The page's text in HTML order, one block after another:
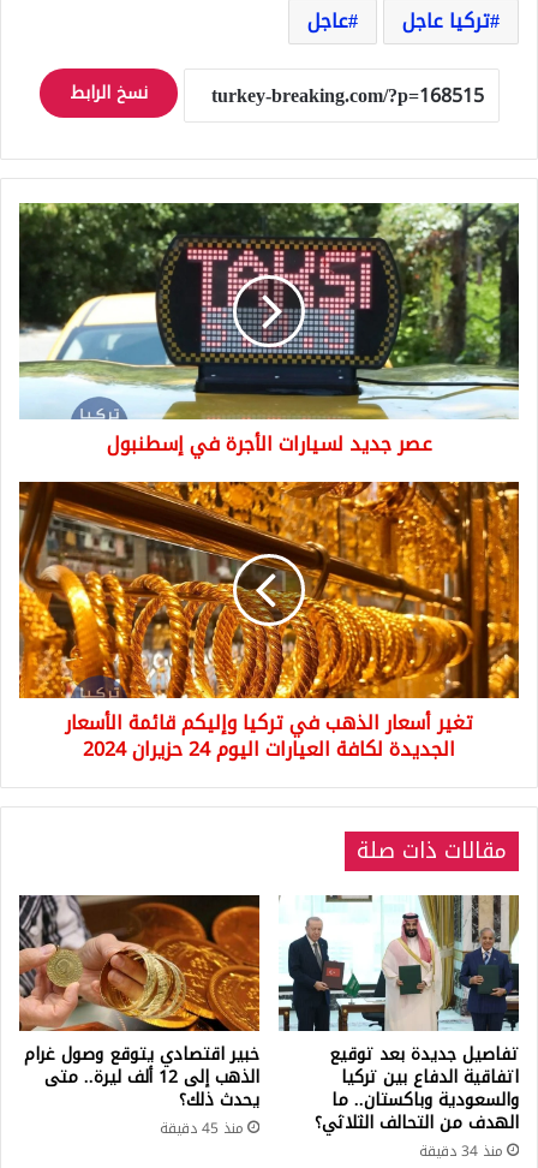
تركيا عاجل
عاجل
نسخ الرابط
عصر
جديد
لسيارات
الأجرة
في
إسطنبول
عصر جديد لسيارات الأجرة في إسطنبول
تغير
أسعار
الذهب
في
تركيا
وإليكم
قائمة
الأسعار
الجديدة
24
2024
تغير أسعار الذهب في تركيا وإليكم قائمة الأسعار
الجديدة لكافة العيارات اليوم 24 حزيران 2024
مقالات ذات صلة
تفاصيل جديدة بعد توقيع
اتفاقية الدفاع بين تركيا
والسعودية وباكستان.. ما
الهدف من التحالف الثلاثي؟
منذ 34 دقيقة
خبير اقتصادي يتوقع وصول غرام
الذهب إلى 12 ألف ليرة.. متى
يحدث ذلك؟
منذ 45 دقيقة